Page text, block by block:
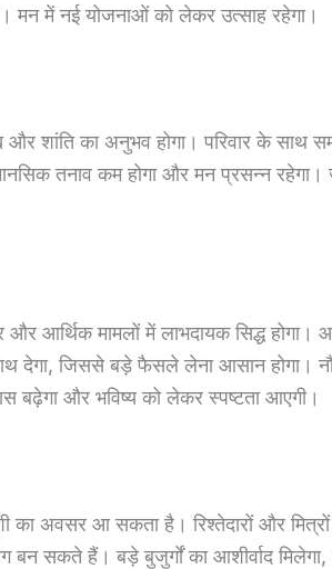
मन में नई योजनाओं को लेकर उत्साह रहेगा।
शांति का अनुभव होगा। परिवार के साथ
मानसिक तनाव कम होगा और मन प्रसन्न
और आर्थिक मामलों में लाभदायक सिद्ध
देगा, जिससे बड़े फैसले लेना आसान होगा।
बढ़ेगा और भविष्य को लेकर स्पष्टता आएगी।
का अवसर आ सकता है। रिश्तेदारों और
बन सकते हैं। बड़े बुजुर्गों का आशीर्वाद